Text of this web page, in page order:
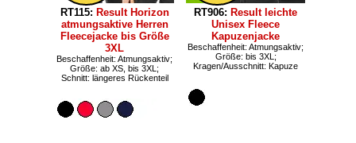
RT115: Result Horizon
atmungsaktive Herren
Fleecejacke bis Größe
3XL
Beschaffenheit: Atmungsaktiv;
Größe: ab XS, bis 3XL;
Schnitt: längeres Rückenteil
RT906: Result leichte
Unisex Fleece
Kapuzenjacke
Beschaffenheit: Atmungsaktiv;
Größe: bis 3XL;
Kragen/Ausschnitt: Kapuze